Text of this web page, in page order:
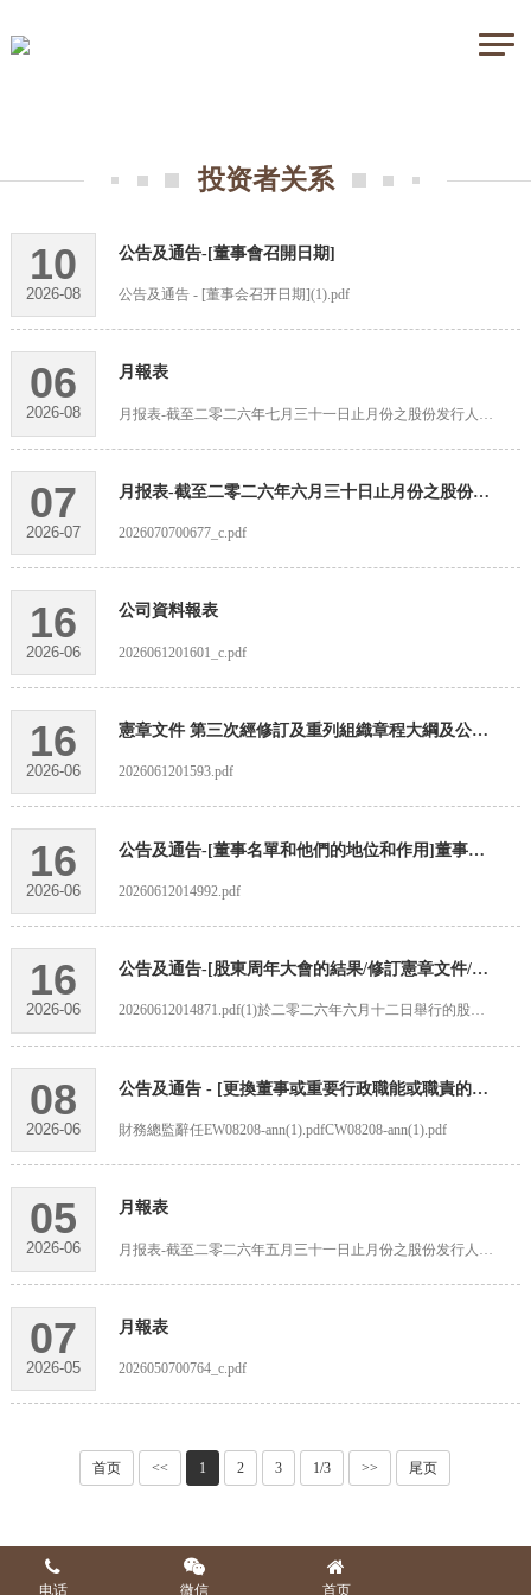
投资者关系
10
2026-08
公告及通告-[董事會召開日期]
公告及通告 - [董事会召开日期](1).pdf
06
2026-08
月報表
07
2026-07
月报表-截至二零二六年六月三十日止月份之股份发行人的证券 变动月报表
2026070700677_c.pdf
16
2026-06
公司資料報表
2026061201601_c.pdf
16
2026-06
憲章文件 第三次經修訂及重列組織章程大綱及公司細則
2026061201593.pdf
16
2026-06
公告及通告-[董事名單和他們的地位和作用]董事名單與其角色和職能
20260612014992.pdf
16
2026-06
公告及通告-[股東周年大會的結果/修訂憲章文件/更換董事或重要行政職能或職責的變更/更換審核委員會成員/更換薪酬 委員會成員/更换提名委員會成員]
20260612014871.pdf(1)於二零二六年六月十二日舉行的股東週年大會的投票結果(2)修訂現有大綱及細則及採納新大綱及細則(3)獨立非執行董事退任(4)委任獨立非執行董事及(5)董事委員會組成變動
08
2026-06
公告及通告 - [更換董事或重要行政職能或職責的變更]
財務總監辭任EW08208-ann(1).pdfCW08208-ann(1).pdf
05
2026-06
月報表
月报表-截至二零二六年五月三十一日止月份之股份发行人的证券变动月报表(1).pdf
07
2026-05
月報表
2026050700764_c.pdf
首页 << 1 2 3 1/3 >> 尾页
电话 微信 首页